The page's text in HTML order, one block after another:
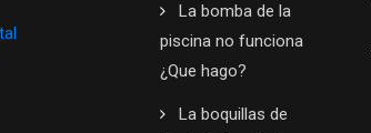
La bomba de la
piscina no funciona
¿Que hago?
La boquillas de